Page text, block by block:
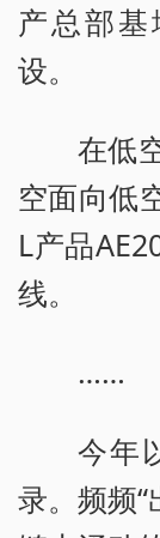
产总部
设。
在低
空面向低
L产品
线。
……
今年
录。频频